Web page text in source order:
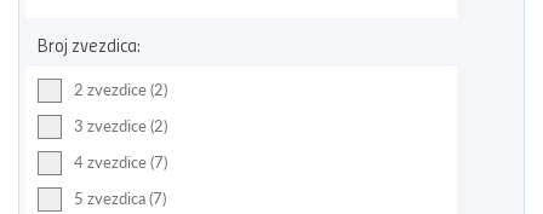
Broj zvezdica:
2 zvezdice (2)
3 zvezdice (2)
4 zvezdice (7)
5 zvezdica (7)